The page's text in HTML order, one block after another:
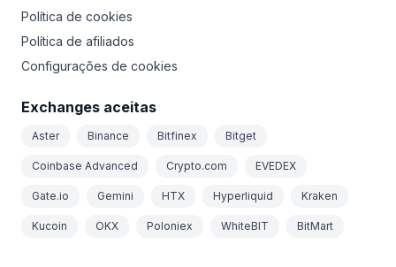
Política de cookies
Política de afiliados
Configurações de cookies
Exchanges aceitas
Aster Binance Bitfinex Bitget
Coinbase Advanced Crypto.com EVEDEX
Gate.io Gemini HTX Hyperliquid Kraken
Kucoin OKX Poloniex WhiteBIT BitMart